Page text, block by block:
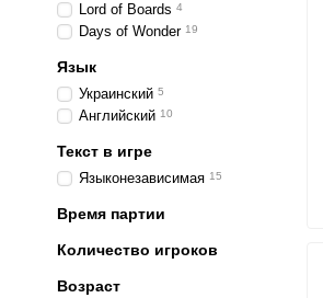
Lord of Boards 4
Days of Wonder 19
Язык
Украинский 5
Английский 10
Текст в игре
Языконезависимая 15
Время партии
Количество игроков
Возраст